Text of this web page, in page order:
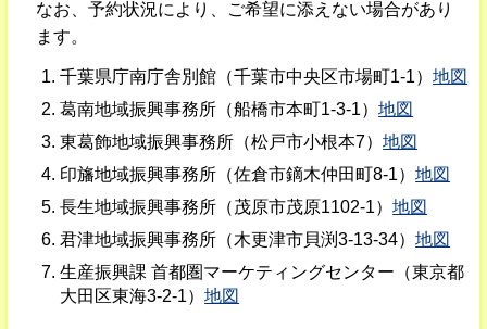
なお、予約状況により、ご希望に添えない場合があり
ます。
千葉県庁南庁舎別館（千葉市中央区市場町1-1）地図
葛南地域振興事務所（船橋市本町1-3-1）地図
東葛飾地域振興事務所（松戸市小根本7）地図
印旛地域振興事務所（佐倉市鏑木仲田町8-1）地図
長生地域振興事務所（茂原市茂原1102-1）地図
君津地域振興事務所（木更津市貝渕3-13-34）地図
生産振興課 首都圏マーケティングセンター（東京都
大田区東海3-2-1）地図